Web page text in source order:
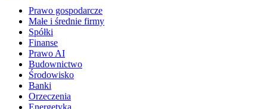
Prawo gospodarcze
Małe i średnie firmy
Spółki
Finanse
Prawo AI
Budownictwo
Środowisko
Banki
Orzeczenia